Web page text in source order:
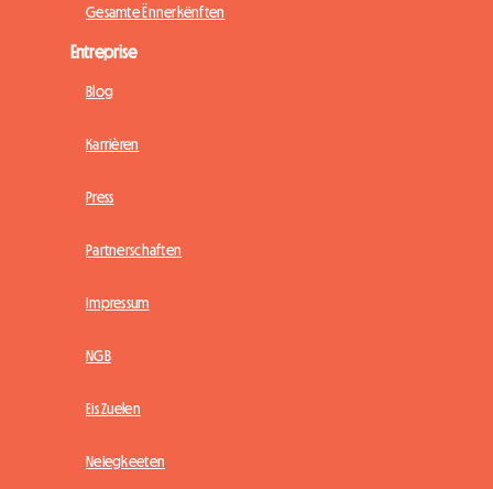
Gesamte Ënnerkënften
Entreprise
Blog
Karrièren
Press
Partnerschaften
Impressum
NGB
Eis Zuelen
Neiegkeeten